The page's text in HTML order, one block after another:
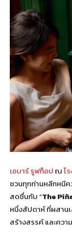
เอบาร์ รูฟท็อปณโ
ชวนทุกท่านหลีกหนีค
สดชื่นกับ “The
หนึ่งสัปดาห์ ที่ผสาน
สร้างสรรค์ และคว